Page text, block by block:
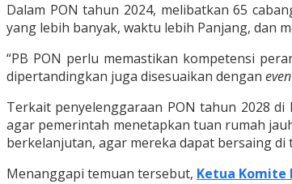
Dalam PON tahun 2024, melibatkan 65
yang lebih banyak, waktu lebih Panjang, dan
“PB PON perlu memastikan kompetensi
dipertandingkan juga disesuaikan dengan
Terkait penyelenggaraan PON tahun 2028
agar pemerintah menetapkan tuan rumah
berkelanjutan, agar mereka dapat bersaing
Menanggapi temuan tersebut, Ketua Komite